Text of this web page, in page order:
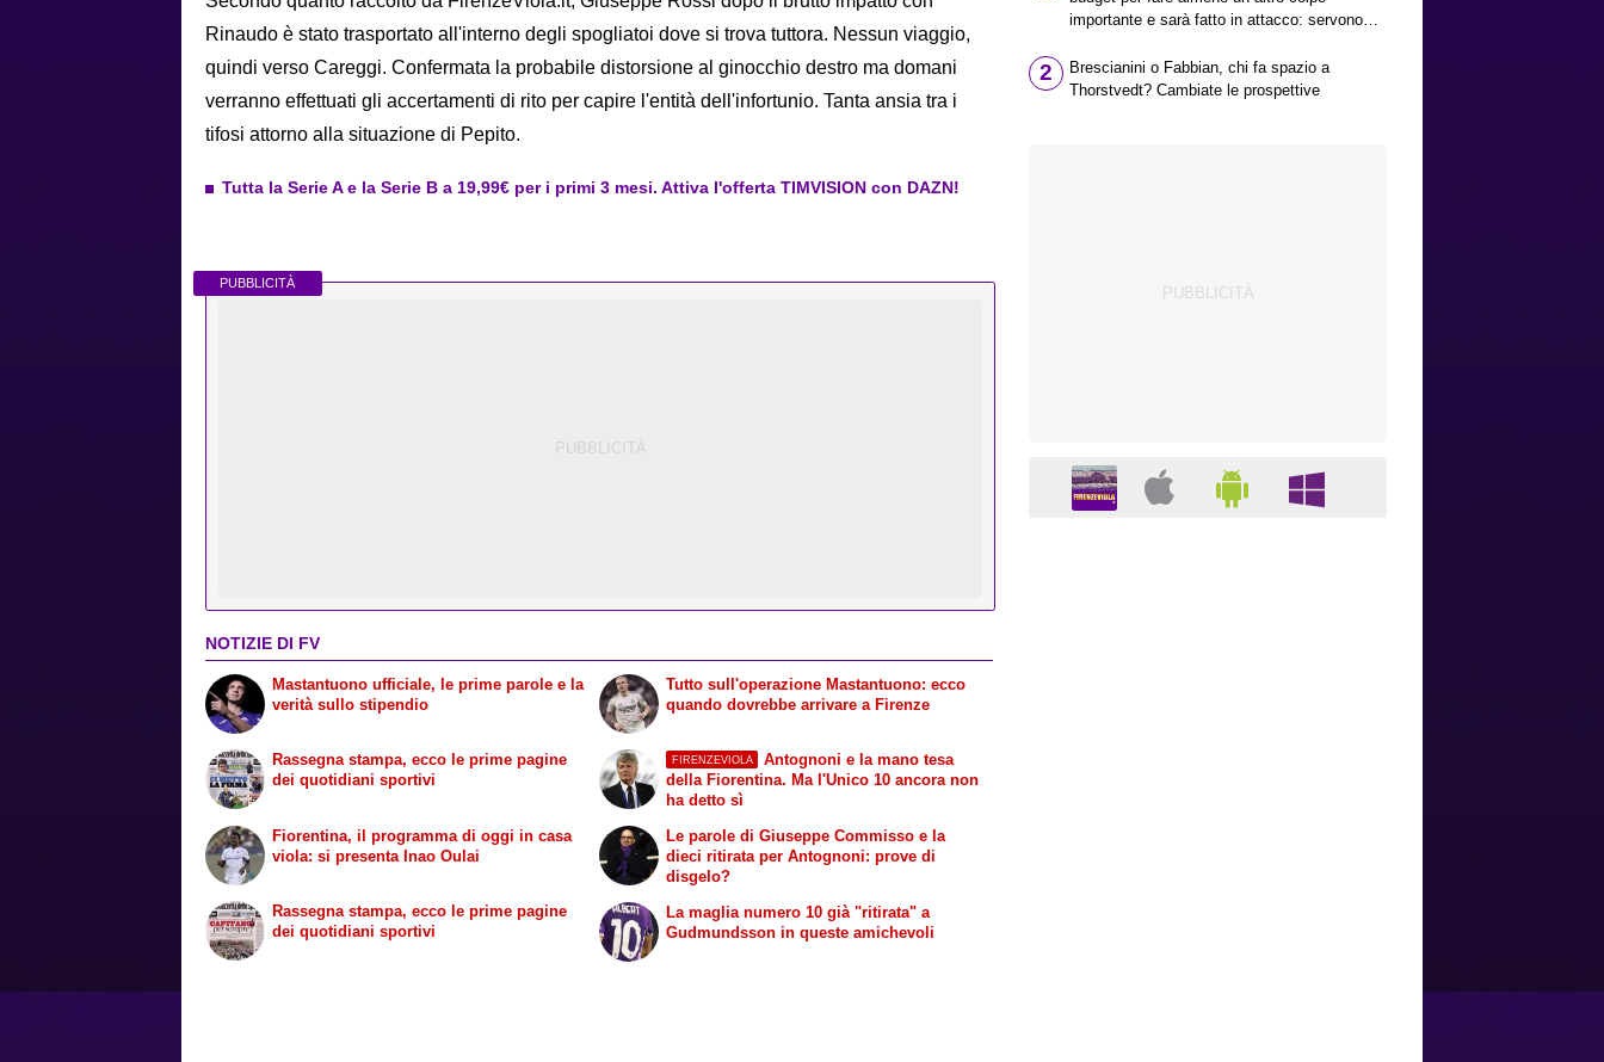
Rinaudo è stato trasportato all'interno degli spogliatoi dove si trova tuttora. Nessun viaggio,
quindi verso Careggi. Confermata la probabile distorsione al ginocchio destro ma domani
verranno effettuati gli accertamenti di rito per capire l'entità dell'infortunio. Tanta ansia tra i
tifosi attorno alla situazione di Pepito.
Tutta la Serie A e la Serie B a 19,99€ per i primi 3 mesi. Attiva l'offerta TIMVISION con DAZN!
PUBBLICITÀ
NOTIZIE DI FV
Mastantuono ufficiale, le prime parole e la
verità sullo stipendio
Rassegna stampa, ecco le prime pagine
dei quotidiani sportivi
Tutto sull'operazione Mastantuono: ecco
quando dovrebbe arrivare a Firenze
FIRENZEVIOLA
Antognoni e la mano tesa
della Fiorentina. Ma l'Unico 10 ancora non
ha detto sì
Fiorentina, il programma di oggi in casa
viola: si presenta Inao Oulai
Rassegna stampa, ecco le prime pagine
dei quotidiani sportivi
Le parole di Giuseppe Commisso e la
dieci ritirata per Antognoni: prove di
disgelo?
La maglia numero 10 già "ritirata" a
Gudmundsson in queste amichevoli
importante e sarà fatto in attacco: servono
il Bologna: caccia al giusto incastro
2
Brescianini o Fabbian, chi fa spazio a
Thorstvedt? Cambiate le prospettive